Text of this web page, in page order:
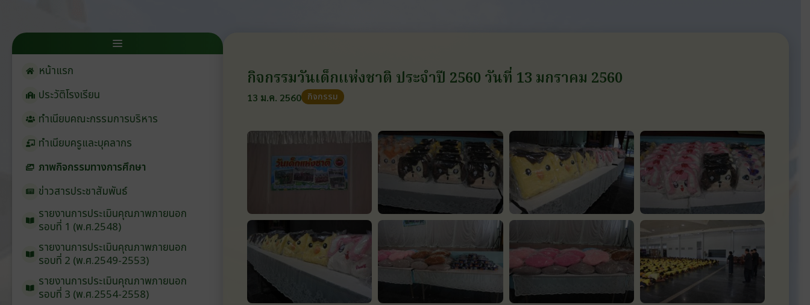
หน้าแรก
ประวัติโรงเรียน
ทำเนียบคณะกรรมการบริหาร
ทำเนียบครูและบุคลากร
ภาพกิจกรรมทางการศึกษา
ข่าวสารประชาสัมพันธ์
รายงานการประเมินคุณภาพภายนอก
รอบ⁠ที่ 1 (พ.ศ.2548)
รายงานการประเมินคุณภาพภายนอก
รอบ⁠ที่ 2 (พ.ศ.2549-2553)
รายงานการประเมินคุณภาพภายนอก
รอบ⁠ที่ 3 (พ.ศ.2554-2558)
กิจกรรมวันเด็กแห่งชาติ ประจำปี 2560 วันที่ 13 มกราคม 2560
13 ม.ค. 2560 กิจกรรม